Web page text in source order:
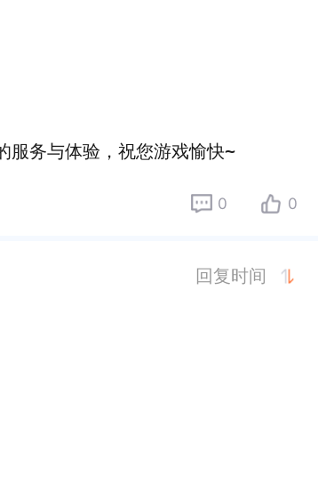
服务与体验，祝您游戏愉快~
0 0
回复时间